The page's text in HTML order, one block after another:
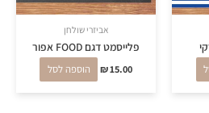
אביזרי שולחן
פלייסמט דגם FOOD אפור
₪15.00 הוספה לסל